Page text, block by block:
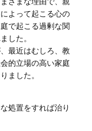
よって起こる心の
で起こる過剰な関
した。
最近はむしろ、教
的立場の高い家庭
ました。
処置をすれば治り